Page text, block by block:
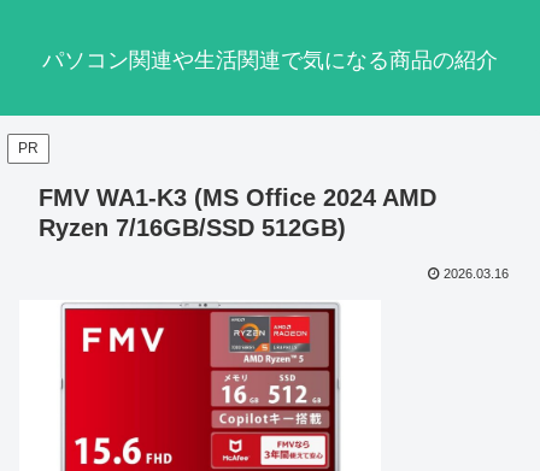
パソコン関連や生活関連で気になる商品の紹介
PR
FMV WA1-K3 (MS Office 2024 AMD
Ryzen 7/16GB/SSD 512GB)
2026.03.16